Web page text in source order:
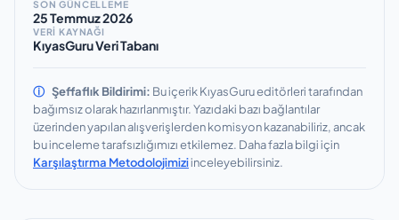
SON GÜNCELLEME
25 Temmuz 2026
VERİ KAYNAĞI
KıyasGuru Veri Tabanı
ⓘ Şeffaflık Bildirimi: Bu içerik KıyasGuru editörleri tarafından
bağımsız olarak hazırlanmıştır.Yazıdaki bazı bağlantılar
üzerinden yapılan alışverişlerden komisyon kazanabiliriz, ancak
bu inceleme tarafsızlığımızı etkilemez. Daha fazla bilgi için
Karşılaştırma Metodolojimiziinceleyebilirsiniz.